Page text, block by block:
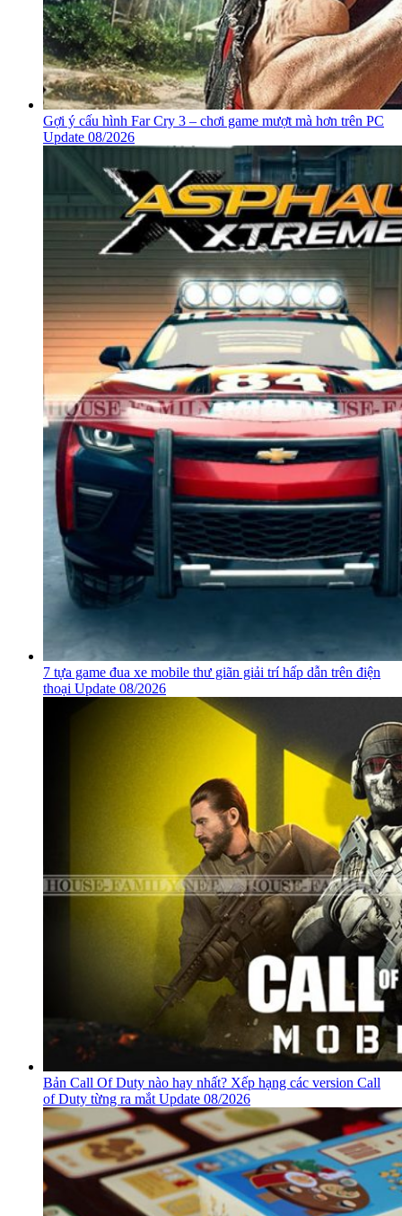
Gợi ý cấu hình Far Cry 3 – chơi game mượt mà hơn trên PC
Update 08/2026
7 tựa game đua xe mobile thư giãn giải trí hấp dẫn trên điện
thoại Update 08/2026
Bản Call Of Duty nào hay nhất? Xếp hạng các version Call
of Duty từng ra mắt Update 08/2026